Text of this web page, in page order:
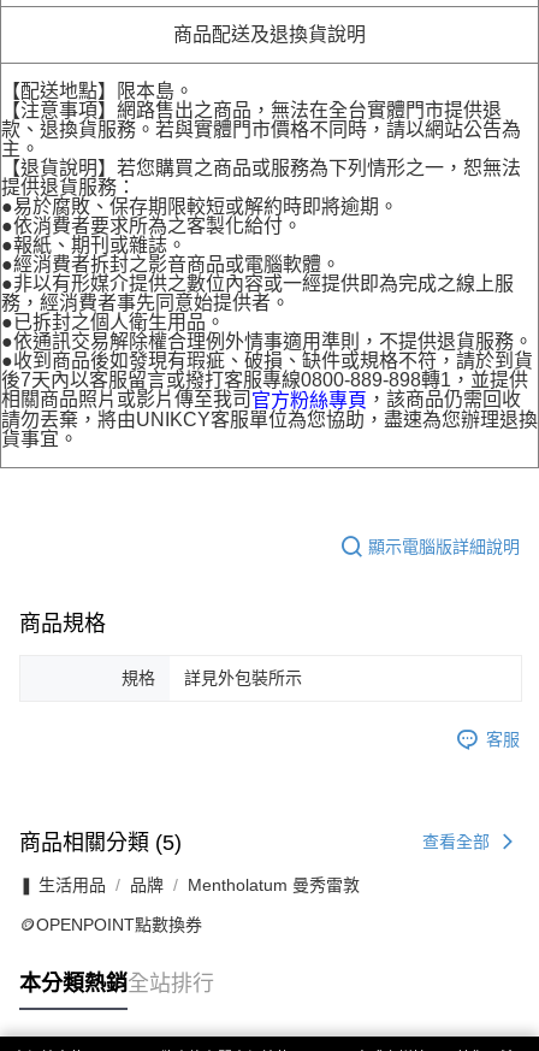
商品配送及退換貨說明
【配送地點】限本島。
【注意事項】網路售出之商品，無法在全台實體門市提供退
款、退換貨服務。若與實體門市價格不同時，請以網站公告為
主。
【退貨說明】若您購買之商品或服務為下列情形之一，恕無法
提供退貨服務：
●易於腐敗、保存期限較短或解約時即將逾期。
●依消費者要求所為之客製化給付。
●報紙、期刊或雜誌。
●經消費者拆封之影音商品或電腦軟體。
●非以有形媒介提供之數位內容或一經提供即為完成之線上服
務，經消費者事先同意始提供者。
●已拆封之個人衛生用品。
●依通訊交易解除權合理例外情事適用準則，不提供退貨服務。
●收到商品後如發現有瑕疵、破損、缺件或規格不符，請於到貨
後7天內以客服留言或撥打客服專線0800-889-898轉1，並提供
相關商品照片或影片傳至我司 官方粉絲專頁 ，該商品仍需回收
請勿丟棄，將由UNIKCY客服單位為您協助，盡速為您辦理退換
貨事宜。
顯示電腦版詳細說明
商品規格
規格 詳見外包裝所示
客服
商品相關分類 (5) 查看全部
❚ 生活用品 品牌 Mentholatum 曼秀雷敦
🪙OPENPOINT點數換券
本分類熱銷全站排行